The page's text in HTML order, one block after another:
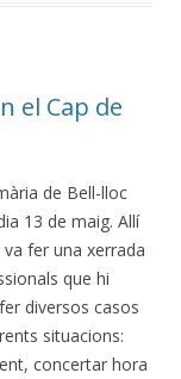
el Cap de
de Bell-lloc
13 de maig. Allí
fer una xerrada
que hi
diversos casos
situacions:
concertar hora